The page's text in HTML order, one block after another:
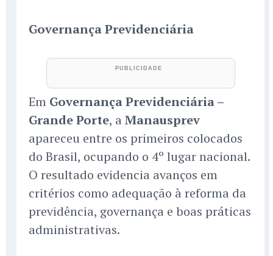
Governança Previdenciária
Em Governança Previdenciária –
Grande Porte, a Manausprev
apareceu entre os primeiros colocados
do Brasil, ocupando o 4º lugar nacional.
O resultado evidencia avanços em
critérios como adequação à reforma da
previdência, governança e boas práticas
administrativas.